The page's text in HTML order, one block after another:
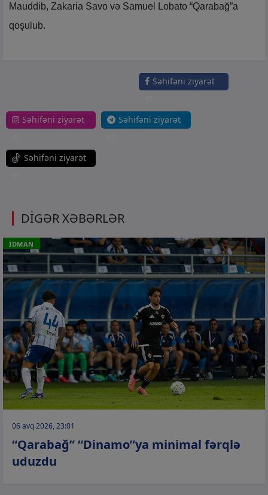
Mauddib, Zakaria Savo və Samuel Lobato “Qarabağ”a
qoşulub.
Səhifəni ziyarət
Səhifəni ziyarət
Səhifəni ziyarət
Səhifəni ziyarət
DİGƏR XƏBƏRLƏR
İDMAN
06 avq 2026, 23:01
“Qarabağ” “Dinamo”ya minimal fərqlə
uduzdu